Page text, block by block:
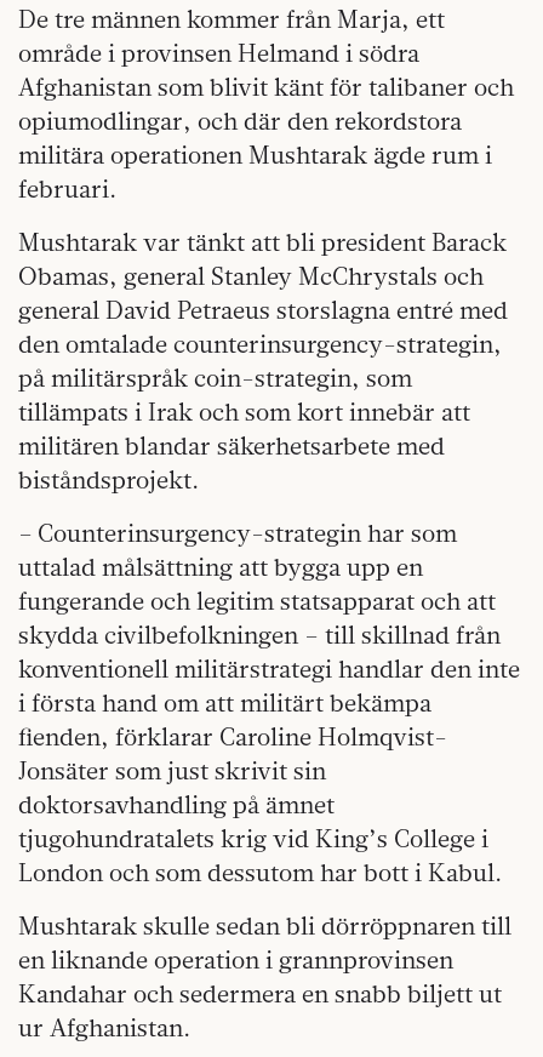
De tre männen kommer från Marja, ett
område i provinsen Helmand i södra
Afghanistan som blivit känt för talibaner och
opium­odlingar, och där den rekordstora
militära operationen Mushtarak ägde rum i
februari.
Mushtarak var tänkt att bli president Barack
Obamas, general Stanley McChrystals och
general David Petraeus storslagna entré med
den omtalade counterinsurgency-strategin,
på militärspråk coin-strategin, som
tillämpats i Irak och som kort innebär att
militären blandar säkerhetsarbete med
biståndsprojekt.
– Counterinsurgency-strategin har som
uttalad målsättning att bygga upp en
fungerande och legitim statsapparat och att
skydda civilbefolkningen – till skillnad från
konventionell militärstrategi handlar den inte
i första hand om att militärt bekämpa
fienden, förklarar Caroline Holmqvist-
Jonsäter som just skrivit sin
doktorsavhandling på ämnet
tjugohundratalets krig vid King’s College i
London och som dessutom har bott i Kabul.
Mushtarak skulle sedan bli dörröppnaren till
en liknande operation i grannprovinsen
Kandahar och sedermera en snabb biljett ut
ur Afghanistan.